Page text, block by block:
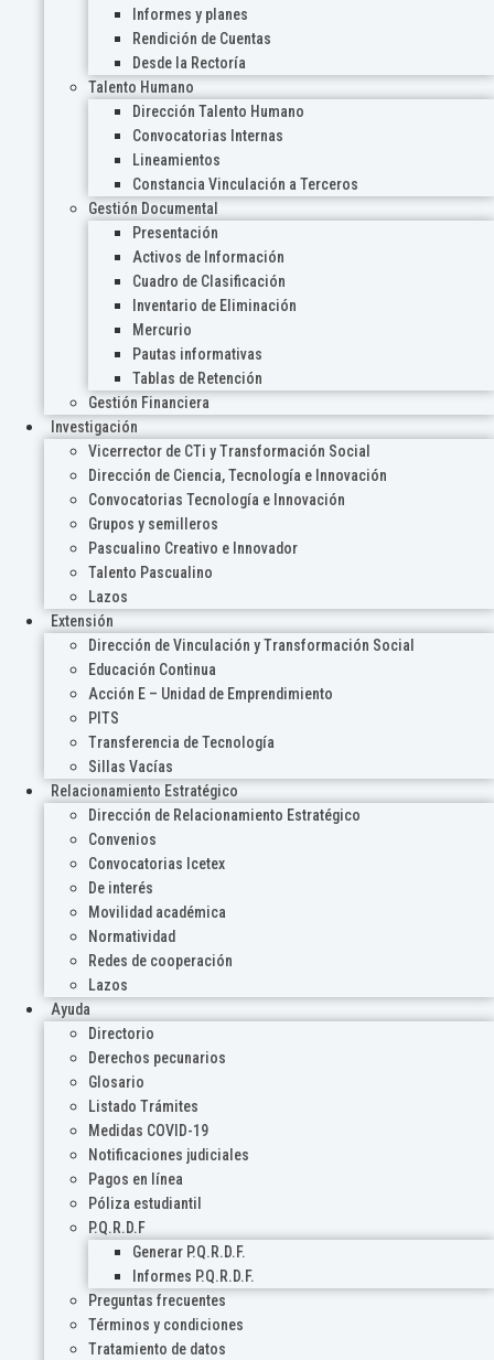
Informes y planes
Rendición de Cuentas
Desde la Rectoría
Talento Humano
Dirección Talento Humano
Convocatorias Internas
Lineamientos
Constancia Vinculación a Terceros
Gestión Documental
Presentación
Activos de Información
Cuadro de Clasificación
Inventario de Eliminación
Mercurio
Pautas informativas
Tablas de Retención
Gestión Financiera
Investigación
Vicerrector de CTi y Transformación Social
Dirección de Ciencia, Tecnología e Innovación
Convocatorias Tecnología e Innovación
Grupos y semilleros
Pascualino Creativo e Innovador
Talento Pascualino
Lazos
Extensión
Dirección de Vinculación y Transformación Social
Educación Continua
Acción E – Unidad de Emprendimiento
PITS
Transferencia de Tecnología
Sillas Vacías
Relacionamiento Estratégico
Dirección de Relacionamiento Estratégico
Convenios
Convocatorias Icetex
De interés
Movilidad académica
Normatividad
Redes de cooperación
Lazos
Ayuda
Directorio
Derechos pecunarios
Glosario
Listado Trámites
Medidas COVID-19
Notificaciones judiciales
Pagos en línea
Póliza estudiantil
P.Q.R.D.F
Generar P.Q.R.D.F.
Informes P.Q.R.D.F.
Preguntas frecuentes
Términos y condiciones
Tratamiento de datos